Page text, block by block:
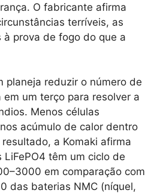
O fabricante afirma
terríveis, as
à prova de fogo do que a
planeja reduzir o número de
um terço para resolver a
Menos células
acúmulo de calor dentro
a Komaki afirma
têm um ciclo de
em comparação com
das baterias NMC (níquel,